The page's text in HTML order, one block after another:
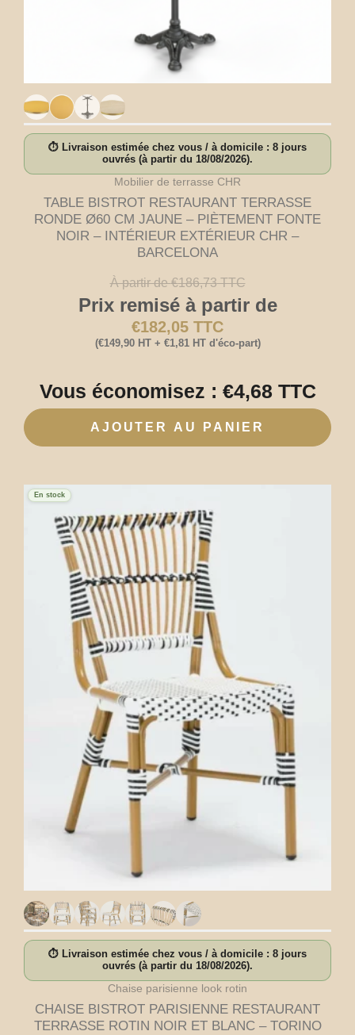
⏱ Livraison estimée chez vous / à domicile : 8 jours
ouvrés (à partir du 18/08/2026).
Mobilier de terrasse CHR
TABLE BISTROT RESTAURANT TERRASSE
RONDE Ø60 CM JAUNE – PIÈTEMENT FONTE
NOIR – INTÉRIEUR EXTÉRIEUR CHR –
BARCELONA
À partir de€186,73TTC
Prix remisé à partir de
€182,05 TTC
(€149,90HT + €1,81HT d'éco-part)
Vous économisez : €4,68 TTC
AJOUTER AU PANIER
⏱ Livraison estimée chez vous / à domicile : 8 jours
ouvrés (à partir du 18/08/2026).
En stock
Chaise parisienne look rotin
CHAISE BISTROT PARISIENNE RESTAURANT
TERRASSE ROTIN NOIR ET BLANC – TORINO